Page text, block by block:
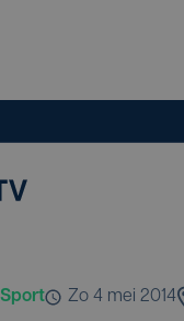
Sport zo 4 mei 2014